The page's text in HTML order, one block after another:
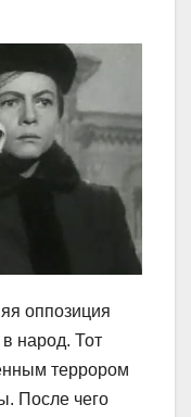
оппозиция
народ. Тот
террором
После чего